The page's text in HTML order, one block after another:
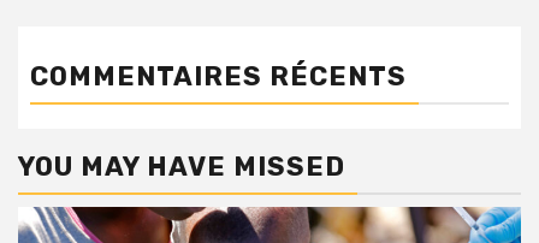
COMMENTAIRES RÉCENTS
YOU MAY HAVE MISSED